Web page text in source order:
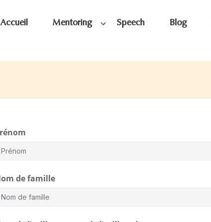
Accueil Mentoring Speech Blog
de famille